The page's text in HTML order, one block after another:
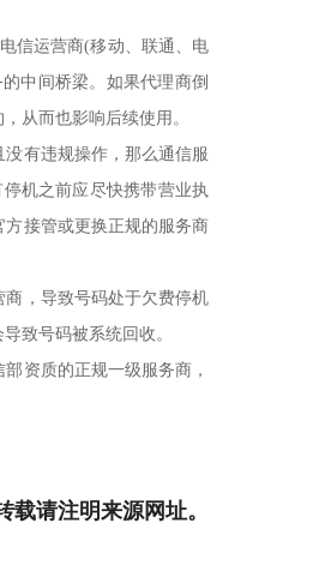
信运营商(移动、联通、电
中间桥梁。如果代理商倒
从而也影响后续使用。
有违规操作，那么通信服
机之前应尽快携带营业执
接管或更换正规的服务商
，导致号码处于欠费停机
致号码被系统回收。
资质的正规一级服务商，
载请注明来源网址。